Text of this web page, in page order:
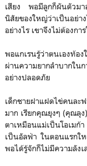
เสียง พอมีลูกก็ผันตัวม
นิสัยของใหญ่ว่าเป็นอย่า
อย่างไร เขาจึงไม่ต้องก
พอแกเรนรู้ว่าตนเองท้อง
ผ่านความยากลำบากใน
อย่างปลอดภัย
เด็กชายฝาแฝดไข่คนล
มาก เรียกคุณยุงๆ (คุณลุ
ตาเหมือนแม่เป็นโอเม
เป็นอัลฟ่า ในตอนแรกใ
พอได้รู้จักก็ไม่มีความลังเ